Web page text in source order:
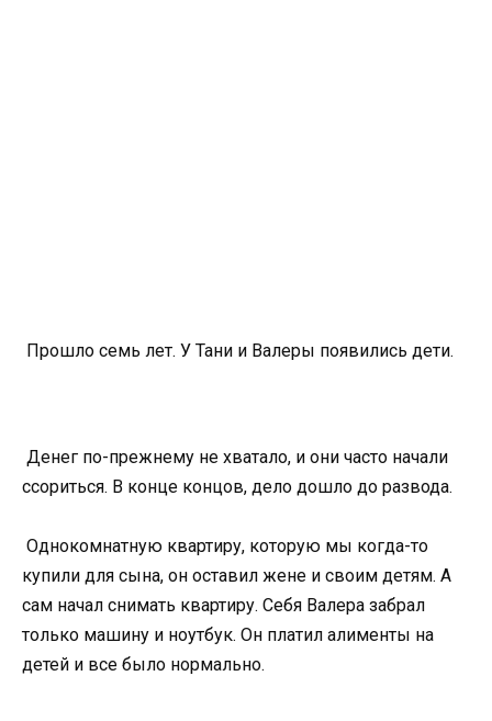
Прошло семь лет. У Тани и Валеры появились дети.
Денег по-прежнему не хватало, и они часто начали
ссориться. В конце концов, дело дошло до развода.
Однокомнатную квартиру, которую мы когда-то
купили для сына, он оставил жене и своим детям. А
сам начал снимать квартиру. Себя Валера забрал
только машину и ноутбук. Он платил алименты на
детей и все было нормально.